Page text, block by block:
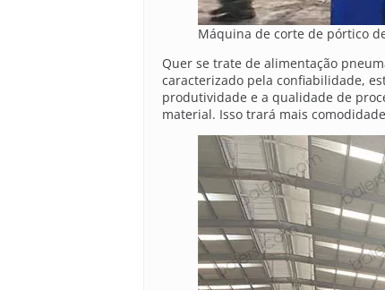
Máquina de corte de pórtico
Quer se trate de alimentação
caracterizado pela confiabilidade,
produtividade e a qualidade de
material. Isso trará mais